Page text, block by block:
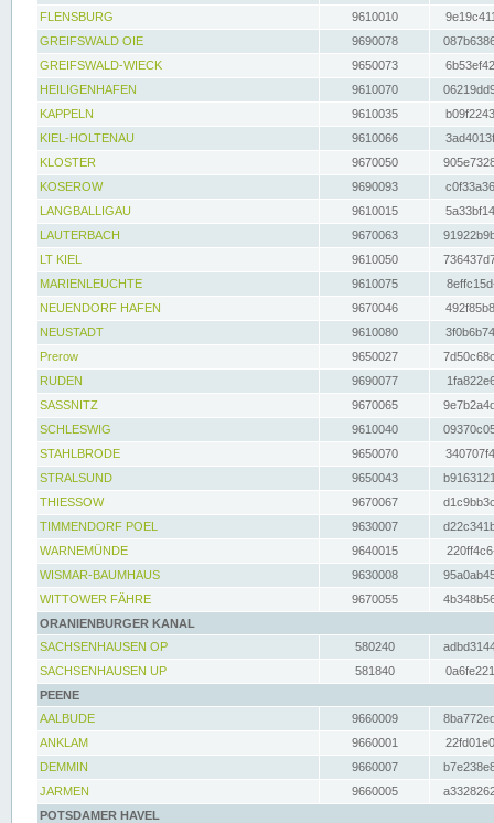
FLENSBURG
9610010
GREIFSWALD OIE
9690078
GREIFSWALD-WIECK
9650073
HEILIGENHAFEN
9610070
KAPPELN
9610035
KIEL-HOLTENAU
9610066
KLOSTER
9670050
KOSEROW
9690093
LANGBALLIGAU
9610015
LAUTERBACH
9670063
LT KIEL
9610050
MARIENLEUCHTE
9610075
NEUENDORF HAFEN
9670046
NEUSTADT
9610080
Prerow
9650027
RUDEN
9690077
SASSNITZ
9670065
SCHLESWIG
9610040
STAHLBRODE
9650070
STRALSUND
9650043
THIESSOW
9670067
TIMMENDORF POEL
9630007
WARNEMÜNDE
9640015
WISMAR-BAUMHAUS
9630008
WITTOWER FÄHRE
9670055
ORANIENBURGER KANAL
SACHSENHAUSEN OP
580240
SACHSENHAUSEN UP
581840
PEENE
AALBUDE
9660009
ANKLAM
9660001
DEMMIN
9660007
JARMEN
9660005
POTSDAMER HAVEL